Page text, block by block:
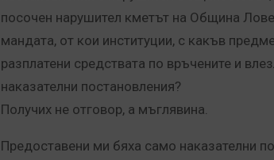
посочен нарушител кметът на Община
мандата, от кои институции, с какъв
разплатени средствата по връчените и
наказателни постановления?
Получих не отговор, а мъглявина.
Предоставени ми бяха само наказателни